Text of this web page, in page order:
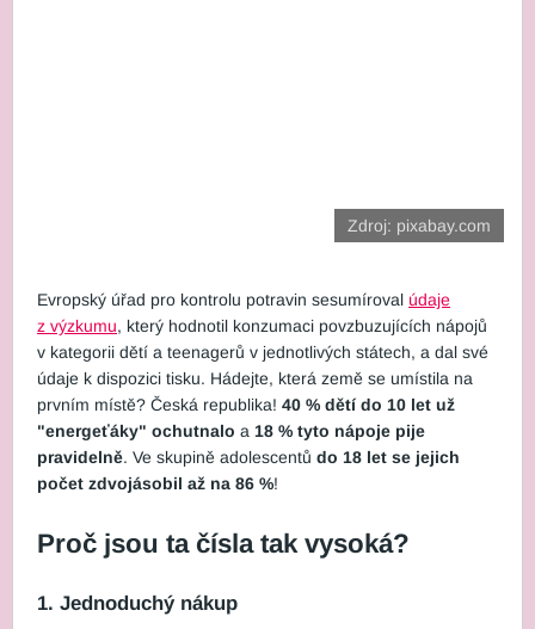
Zdroj: pixabay.com
Evropský úřad pro kontrolu potravin sesumíroval údaje
z výzkumu, který hodnotil konzumaci povzbuzujících nápojů
v kategorii dětí a teenagerů v jednotlivých státech, a dal své
údaje k dispozici tisku. Hádejte, která země se umístila na
prvním místě? Česká republika! 40 % dětí do 10 let už
"energeťáky" ochutnalo a 18 % tyto nápoje pije
pravidelně. Ve skupině adolescentů do 18 let se jejich
počet zdvojásobil až na 86 %!
Proč jsou ta čísla tak vysoká?
1. Jednoduchý nákup